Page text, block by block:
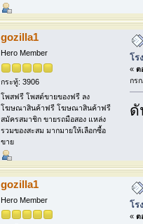
gozilla1
Hero Member
กระทู้: 3906
โพสฟรี โพสต์ขายของฟรี ลง
โฆษณาสินค้าฟรี โฆษณาสินค้าฟรี
สมัครสมาชิก ขายรถมือสอง แหล่ง
รวมของสะสม มากมายให้เลือกซื้อ
ขาย
โร
« ต
กร
ดั
gozilla1
Hero Member
โร
« ต